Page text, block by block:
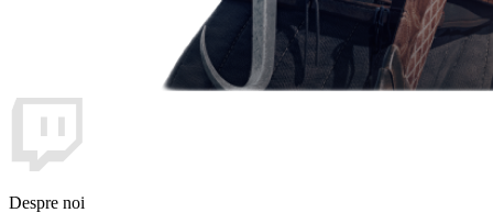
Despre noi